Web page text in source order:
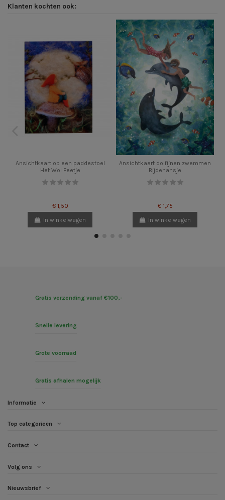
Klanten kochten ook:
Ansichtkaart op een paddestoel
Het Wol Feetje
€ 1,50
In winkelwagen
Ansichtkaart dolfijnen zwemmen
Bijdehansje
€ 1,75
In winkelwagen
Gratis verzending vanaf €100,-
Snelle levering
Grote voorraad
Gratis afhalen mogelijk
Informatie
Top categorieën
Contact
Volg ons
Nieuwsbrief